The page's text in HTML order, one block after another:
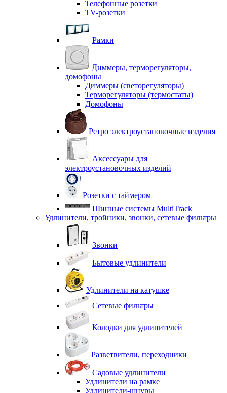
Телефонные розетки
TV-розетки
Рамки
Диммеры, терморегуляторы,
домофоны
Диммеры (светорегуляторы)
Терморегуляторы (термостаты)
Домофоны
Ретро электроустановочные изделия
Аксессуары для
электроустановочных изделий
Розетки с таймером
Шинные системы MultiTrack
Удлинители, тройники, звонки, сетевые фильтры
Звонки
Бытовые удлинители
Удлинители на катушке
Сетевые фильтры
Колодки для удлинителей
Разветвители, переходники
Садовые удлинители
Удлинители на рамке
Удлинители-шнуры